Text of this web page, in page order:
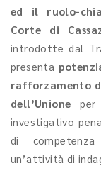
ed il ruolo-
Corte di
introdotte dal
presenta
rafforzamento
dell’Unione per
investigativo
di
un’attività di